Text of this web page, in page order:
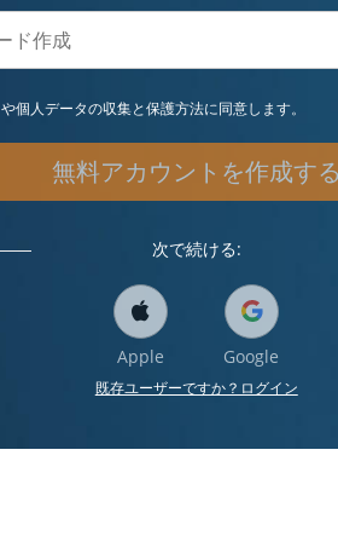
や個人データの収集と保護方法に同意します。
無料アカウントを作成す
次で続ける:
Apple Google
既存ユーザーですか？ログイン